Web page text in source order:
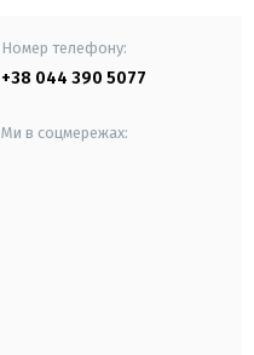
Номер телефону:
+38 044 390 5077
Ми в соцмережах: